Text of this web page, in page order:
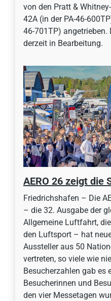
von den Pratt &
42A (in der PA-46-
46-701TP) angetrieben.
derzeit in Bearbeitung.
AERO 26 zeigt die
Friedrichshafen – Die
– die 32. Ausgabe der
Allgemeine Luftfahrt,
den Luftsport – hat
Aussteller aus 50
vertreten, so viele wie
Besucherzahlen gab es
Besucherinnen und
den vier Messetagen